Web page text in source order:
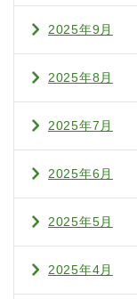
2025年9月
2025年8月
2025年7月
2025年6月
2025年5月
2025年4月